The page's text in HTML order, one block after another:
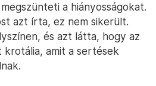
a hiányosságokat.
azt írta, ez nem sikerült.
és azt látta, hogy az
amit a sertések